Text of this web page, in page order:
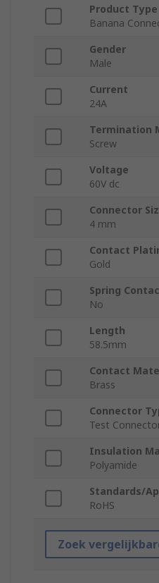
Product Type
Banana
Gender
Male
Current
24A
Termination
Screw
Voltage
60V dc
Connector
4 mm
Contact
Gold
Spring
No
Length
58.5mm
Contact
Brass
Connector
Test
Insulation
Polyamide
Standards/
RoHS
Zoek